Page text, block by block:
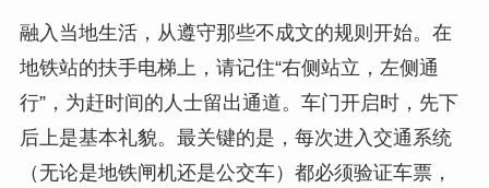
融入当地生活，从遵守那些不成文的规则开始。在
地铁站的扶手电梯上，请记住“右侧站立，左侧通
行”，为赶时间的人士留出通道。车门开启时，先下
后上是基本礼貌。最关键的是，每次进入交通系统
（无论是地铁闸机还是公交车）都必须验证车票，